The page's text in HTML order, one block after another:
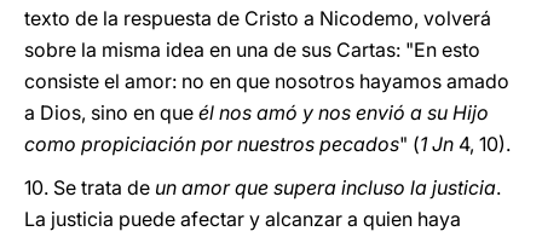
texto de la respuesta de Cristo a Nicodemo, volverá
sobre la misma idea en una de sus Cartas: "En esto
consiste el amor: no en que nosotros hayamos amado
a Dios, sino en que él nos amó y nos envió a su Hijo
como propiciación por nuestros pecados" (1 Jn 4, 10).
10. Se trata de un amor que supera incluso la justicia.
La justicia puede afectar y alcanzar a quien haya